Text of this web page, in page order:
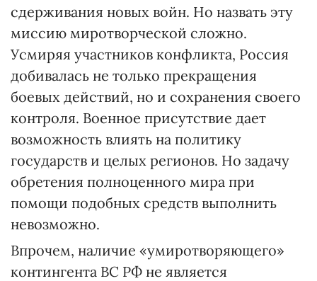
сдерживания новых войн. Но назвать эту
миссию миротворческой сложно.
Усмиряя участников конфликта, Россия
добивалась не только прекращения
боевых действий, но и сохранения своего
контроля. Военное присутствие дает
возможность влиять на политику
государств и целых регионов. Но задачу
обретения полноценного мира при
помощи подобных средств выполнить
невозможно.
Впрочем, наличие «умиротворяющего»
контингента ВС РФ не является